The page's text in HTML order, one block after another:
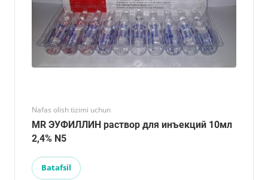
Nafas olish tizimi uchun
MR ЭУФИЛЛИН раствор для инъекций 10мл
2,4% N5
Batafsil